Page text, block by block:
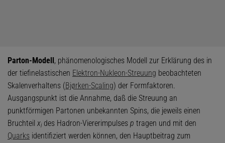
Parton-Modell, phänomenologisches Modell zur Erklärung des in
der tiefinelastischen Elektron-Nukleon-Streuung beobachteten
Skalenverhaltens (Bjørken-Scaling) der Formfaktoren.
Ausgangspunkt ist die Annahme, daß die Streuung an
punktförmigen Partonen unbekannten Spins, die jeweils einen
Bruchteil xides Hadron-Viererimpulses p tragen und mit den
Quarks identifiziert werden können, den Hauptbeitrag zum